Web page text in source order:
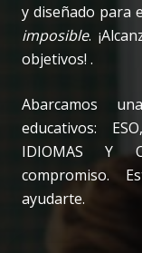
y diseñado para
imposible.
objetivos! .
Abarcamos
educativos:
IDIOMAS Y
compromiso.
ayudarte.